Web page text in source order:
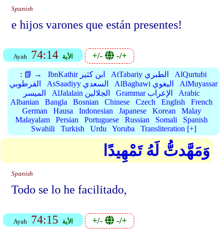
Spanish
e hijos varones que están presentes!
Ayah 74:14 الأية +/- -/+
: 📗 → IbnKathir ابن كثير AtTabariy الطبري
AlQurtubi
القرطوبي
AsSaadiyy السعدي AlBaghawi البغوي
AlMuyassar
الميسر
AlJalalain الجلالين Grammar الإعراب
Arabic
Albanian
Bangla Bosnian Chinese Czech English
French
German
Hausa Indonesian Japanese Korean
Malay
Malayalam
Persian Portuguese Russian Somali
Spanish
Swahili
Turkish Urdu Yoruba Transliteration [+]
وَمَهَّدتُّ لَهُ تَمْهِيدًا
Spanish
Todo se lo he facilitado,
Ayah 74:15 الأية +/- -/+